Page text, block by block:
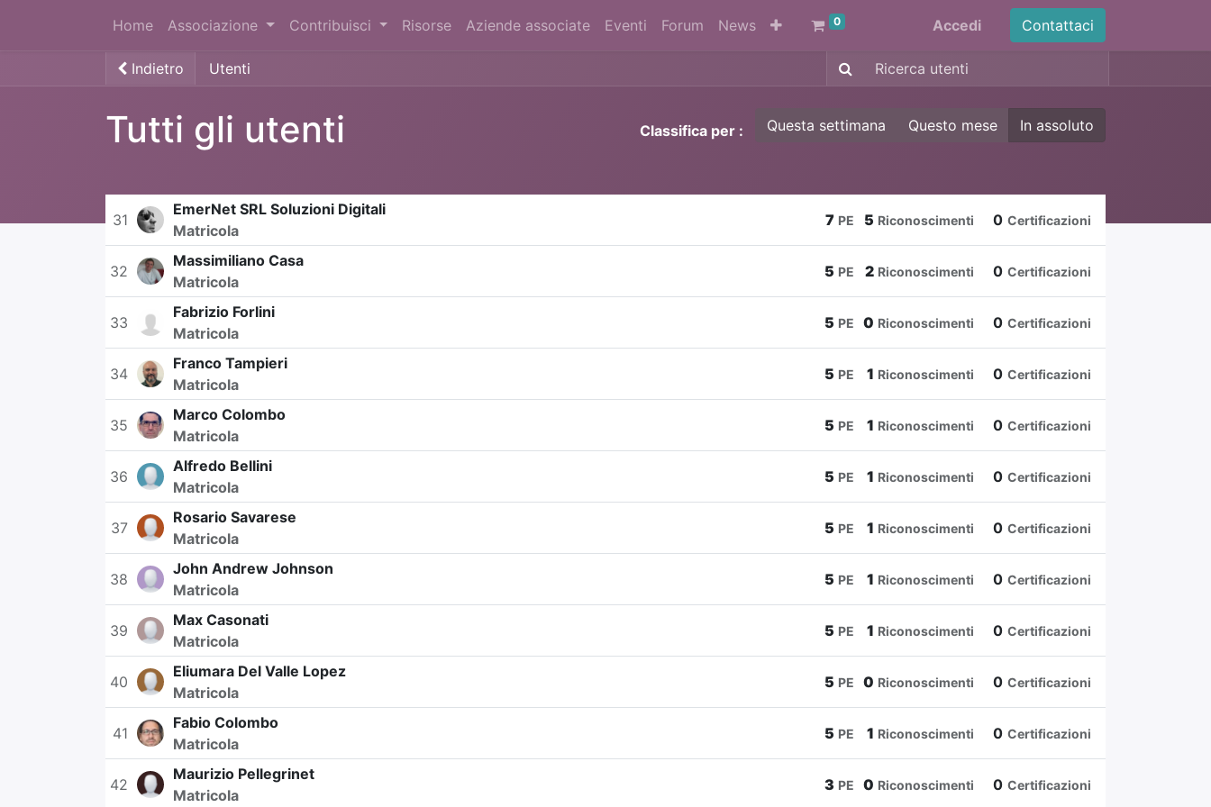
Home Associazione Contribuisci Risorse Aziende associate Eventi Forum News 0 Accedi Contattaci
Indietro Utenti
Tutti gli utenti Classifica per : Questa settimana Questo mese In assoluto
31
EmerNet SRL Soluzioni Digitali
Matricola
7 PE 5 Riconoscimenti 0 Certificazioni
32
Massimiliano Casa
Matricola
5 PE 2 Riconoscimenti 0 Certificazioni
33
Fabrizio Forlini
Matricola
5 PE 0 Riconoscimenti 0 Certificazioni
34
Franco Tampieri
Matricola
5 PE 1 Riconoscimenti 0 Certificazioni
35
Marco Colombo
Matricola
5 PE 1 Riconoscimenti 0 Certificazioni
36
Alfredo Bellini
Matricola
5 PE 1 Riconoscimenti 0 Certificazioni
37
Rosario Savarese
Matricola
5 PE 1 Riconoscimenti 0 Certificazioni
38
John Andrew Johnson
Matricola
5 PE 1 Riconoscimenti 0 Certificazioni
39
Max Casonati
Matricola
5 PE 1 Riconoscimenti 0 Certificazioni
40
Eliumara Del Valle Lopez
Matricola
5 PE 0 Riconoscimenti 0 Certificazioni
41
Fabio Colombo
Matricola
5 PE 1 Riconoscimenti 0 Certificazioni
42
Maurizio Pellegrinet
Matricola
3 PE 0 Riconoscimenti 0 Certificazioni